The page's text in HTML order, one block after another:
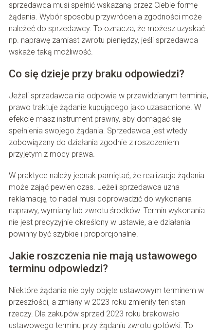
sprzedawca musi spełnić wskazaną przez Ciebie formę
żądania. Wybór sposobu przywrócenia zgodności może
należeć do sprzedawcy. To oznacza, że możesz uzyskać
np. naprawę zamiast zwrotu pieniędzy, jeśli sprzedawca
wskaże taką możliwość.
Co się dzieje przy braku odpowiedzi?
Jeżeli sprzedawca nie odpowie w przewidzianym terminie,
prawo traktuje żądanie kupującego jako uzasadnione. W
efekcie masz instrument prawny, aby domagać się
spełnienia swojego żądania. Sprzedawca jest wtedy
zobowiązany do działania zgodnie z roszczeniem
przyjętym z mocy prawa.
W praktyce należy jednak pamiętać, że realizacja żądania
może zająć pewien czas. Jeżeli sprzedawca uzna
reklamację, to nadal musi doprowadzić do wykonania
naprawy, wymiany lub zwrotu środków. Termin wykonania
nie jest precyzyjnie określony w ustawie, ale działania
powinny być szybkie i proporcjonalne.
Jakie roszczenia nie mają ustawowego
terminu odpowiedzi?
Niektóre żądania nie były objęte ustawowym terminem w
przeszłości, a zmiany w 2023 roku zmieniły ten stan
rzeczy. Dla zakupów sprzed 2023 roku brakowało
ustawowego terminu przy żądaniu zwrotu gotówki. To